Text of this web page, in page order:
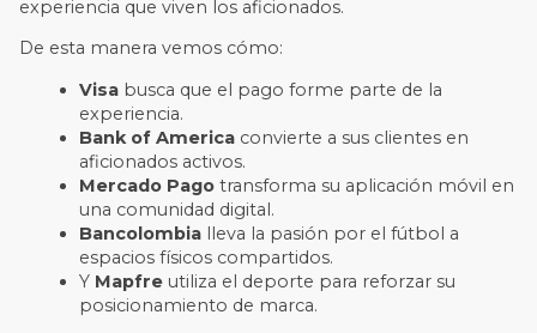
experiencia que viven los aficionados.
De esta manera vemos cómo:
Visa busca que el pago forme parte de la
experiencia.
Bank of America convierte a sus clientes en
aficionados activos.
Mercado Pago transforma su aplicación móvil en
una comunidad digital.
Bancolombia lleva la pasión por el fútbol a
espacios físicos compartidos.
Y Mapfre utiliza el deporte para reforzar su
posicionamiento de marca.